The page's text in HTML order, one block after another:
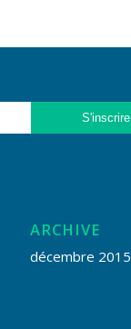
ARCHIVE
décembre 2015